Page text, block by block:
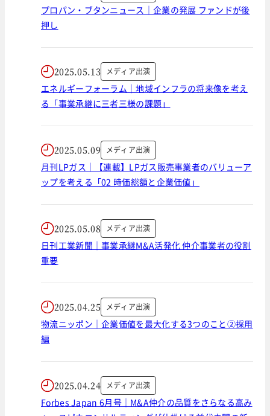
プロパン・ブタンニュース｜企業の発展 ファンドが後
押し
2025.05.13 メディア出演
エネルギーフォーラム｜地域インフラの将来像を考え
る「事業承継に三者三様の課題」
2025.05.09 メディア出演
月刊LPガス｜【連載】LPガス販売事業者のバリューア
ップを考える「02 時価総額と企業価値」
2025.05.08 メディア出演
日刊工業新聞｜事業承継M&A活発化 仲介事業者の役割
重要
2025.04.25 メディア出演
物流ニッポン｜企業価値を最大化する3つのこと②採用
編
2025.04.24 メディア出演
Forbes Japan 6月号｜M&A仲介の品質をさらなる高み